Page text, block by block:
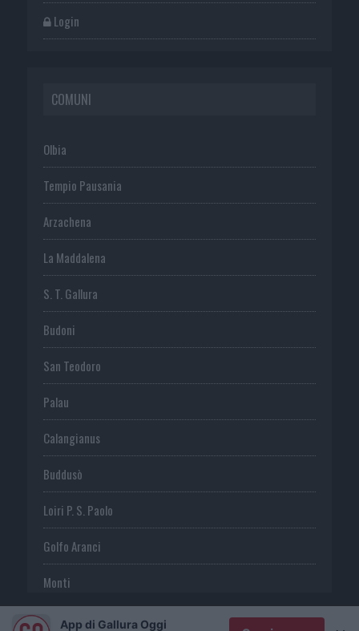
Login
COMUNI
Olbia
Tempio Pausania
Arzachena
La Maddalena
S. T. Gallura
Budoni
San Teodoro
Palau
Calangianus
Buddusò
Loiri P. S. Paolo
Golfo Aranci
Monti
TeltiApp di Gallura Oggi